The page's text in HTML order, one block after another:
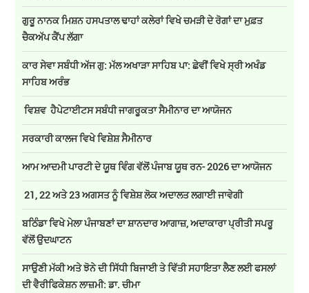
ਗੁਰੂ ਨਾਨਕ ਮਿਸ਼ਨ ਹਸਪਤਾਲ ਢਾਹਾਂ ਕਲੇਰਾਂ ਵਿਖੇ ਚਮੜੀ ਦੇ ਰੋਗਾਂ ਦਾ ਮੁਫ਼ਤ
ਚੈਕਅੱਪ ਕੈਂਪ ਲੱਗਾ
ਕਾਰ ਸੇਵਾ ਸਬੰਧੀ ਅੱਜ ਗੁ: ਮੱਲ ਅਖਾੜਾ ਸਾਹਿਬ ਪਾ: ਛੇਵੀਂ ਵਿਖੇ ਸ੍ਰੀ ਅਖੰਡ
ਸਾਹਿਬ ਅਰੰਭ
ਵਿਸ਼ਵ ਹੈਪੇਟਾਈਟਸ ਸਬੰਧੀ ਜਾਗਰੂਕਤਾ ਸੈਮੀਨਾਰ ਦਾ ਆਯੋਜਨ
ਸਰਕਾਰੀ ਕਾਲਜ ਵਿਖੇ ਵਿਸ਼ੇਸ਼ ਸੈਮੀਨਾਰ
ਆਮ ਆਦਮੀ ਪਾਰਟੀ ਦੇ ਯੂਥ ਵਿੰਗ ਵੱਲੋਂ ਪੰਜਾਬ ਯੂਥ ਰਨ- 2026 ਦਾ ਆਯੋਜਨ
21, 22 ਅਤੇ 23 ਅਗਸਤ ਨੂੰ ਵਿਸ਼ੇਸ਼ ਲੋਕ ਅਦਾਲਤ ਲਗਾਈ ਜਾਵੇਗੀ
ਬਠਿੰਡਾ ਵਿਖੇ ਮੇਲਾ ਪੰਜਾਬਣਾਂ ਦਾ ਸ਼ਾਨਦਾਰ ਆਗਾਜ਼, ਅਦਾਕਾਰਾ ਪ੍ਰੀਤੀ ਸਪਰੂ
ਵੱਲੋਂ ਉਦਘਾਟਨ
ਸਾਉਣੀ ਮੱਕੀ ਅਤੇ ਝੋਨੇ ਦੀ ਸਿੱਧੀ ਬਿਜਾਈ ਤੇ ਵਿੱਤੀ ਸਹਾਇਤਾ ਲੈਣ ਲਈ ਫਸਲਾਂ
ਦੀ ਵੈਰੀਫਿਕੇਸ਼ਨ ਲਾਜ਼ਮੀ: ਡਾ. ਚੀਮਾ